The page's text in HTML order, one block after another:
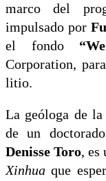
marco del
impulsado por
el fondo
Corporation,
litio.
La geóloga de
de un
Denisse Toro, es
Xinhua que